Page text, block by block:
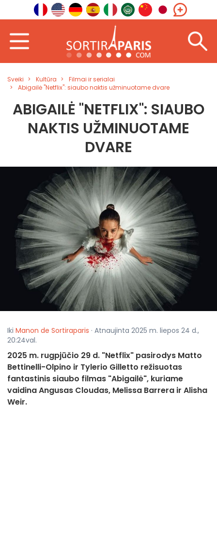
Sveiki Kultūra
Filmai ir serialai
Abigailė "Netflix": siaubo naktis užminuotame dvare
ABIGAILĖ "NETFLIX": SIAUBO
NAKTIS UŽMINUOTAME
DVARE
Iki Manon de Sortiraparis · Atnaujinta 2025 m. liepos 24 d.,
20:24val.
2025 m. rugpjūčio 29 d. "Netflix" pasirodys Matto
Bettinelli-Olpino ir Tylerio Gilletto režisuotas
fantastinis siaubo filmas "Abigailė", kuriame
vaidina Angusas Cloudas, Melissa Barrera ir Alisha
Weir.